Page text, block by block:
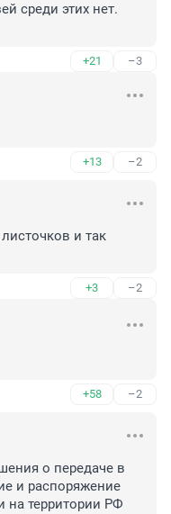
среди этих нет.
+21 –3
+13 –2
и так
+3 –2
+58 –2
о передаче в
и распоряжение
на территории РФ